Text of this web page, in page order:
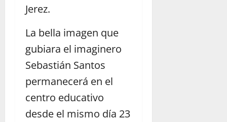
Jerez.
La bella imagen que
gubiara el imaginero
Sebastián Santos
permanecerá en el
centro educativo
desde el mismo día 23